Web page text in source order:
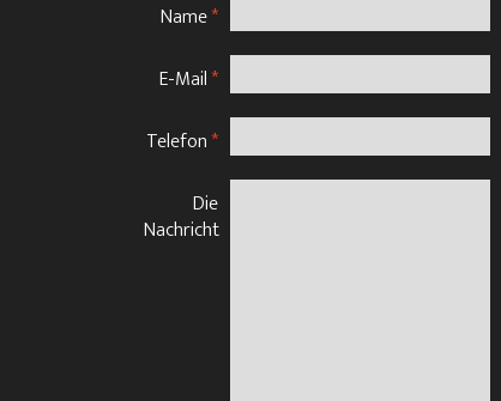
Name*
E-Mail*
Telefon*
Die
Nachricht